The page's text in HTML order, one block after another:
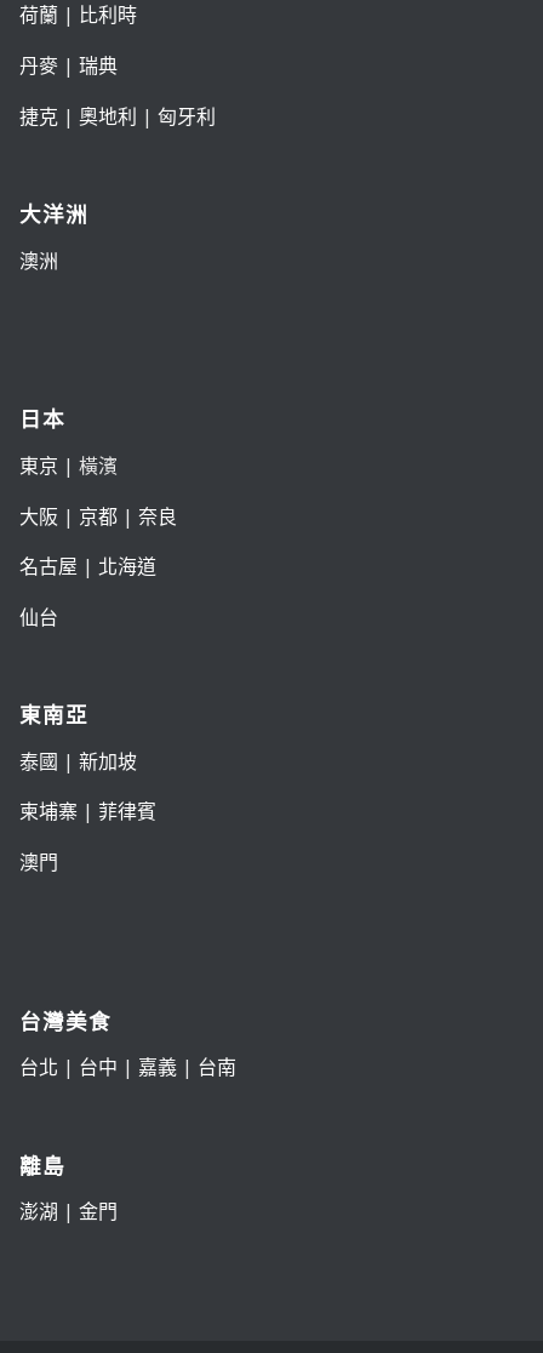
荷蘭| 比利時
丹麥| 瑞典
捷克| 奧地利 | 匈牙利
大洋洲
澳洲
日本
東京 | 橫濱
大阪 | 京都| 奈良
名古屋 | 北海道
仙台
東南亞
泰國 | 新加坡
柬埔寨 | 菲律賓
澳門
台灣美食
台北 | 台中 | 嘉義| 台南
離島
澎湖 | 金門